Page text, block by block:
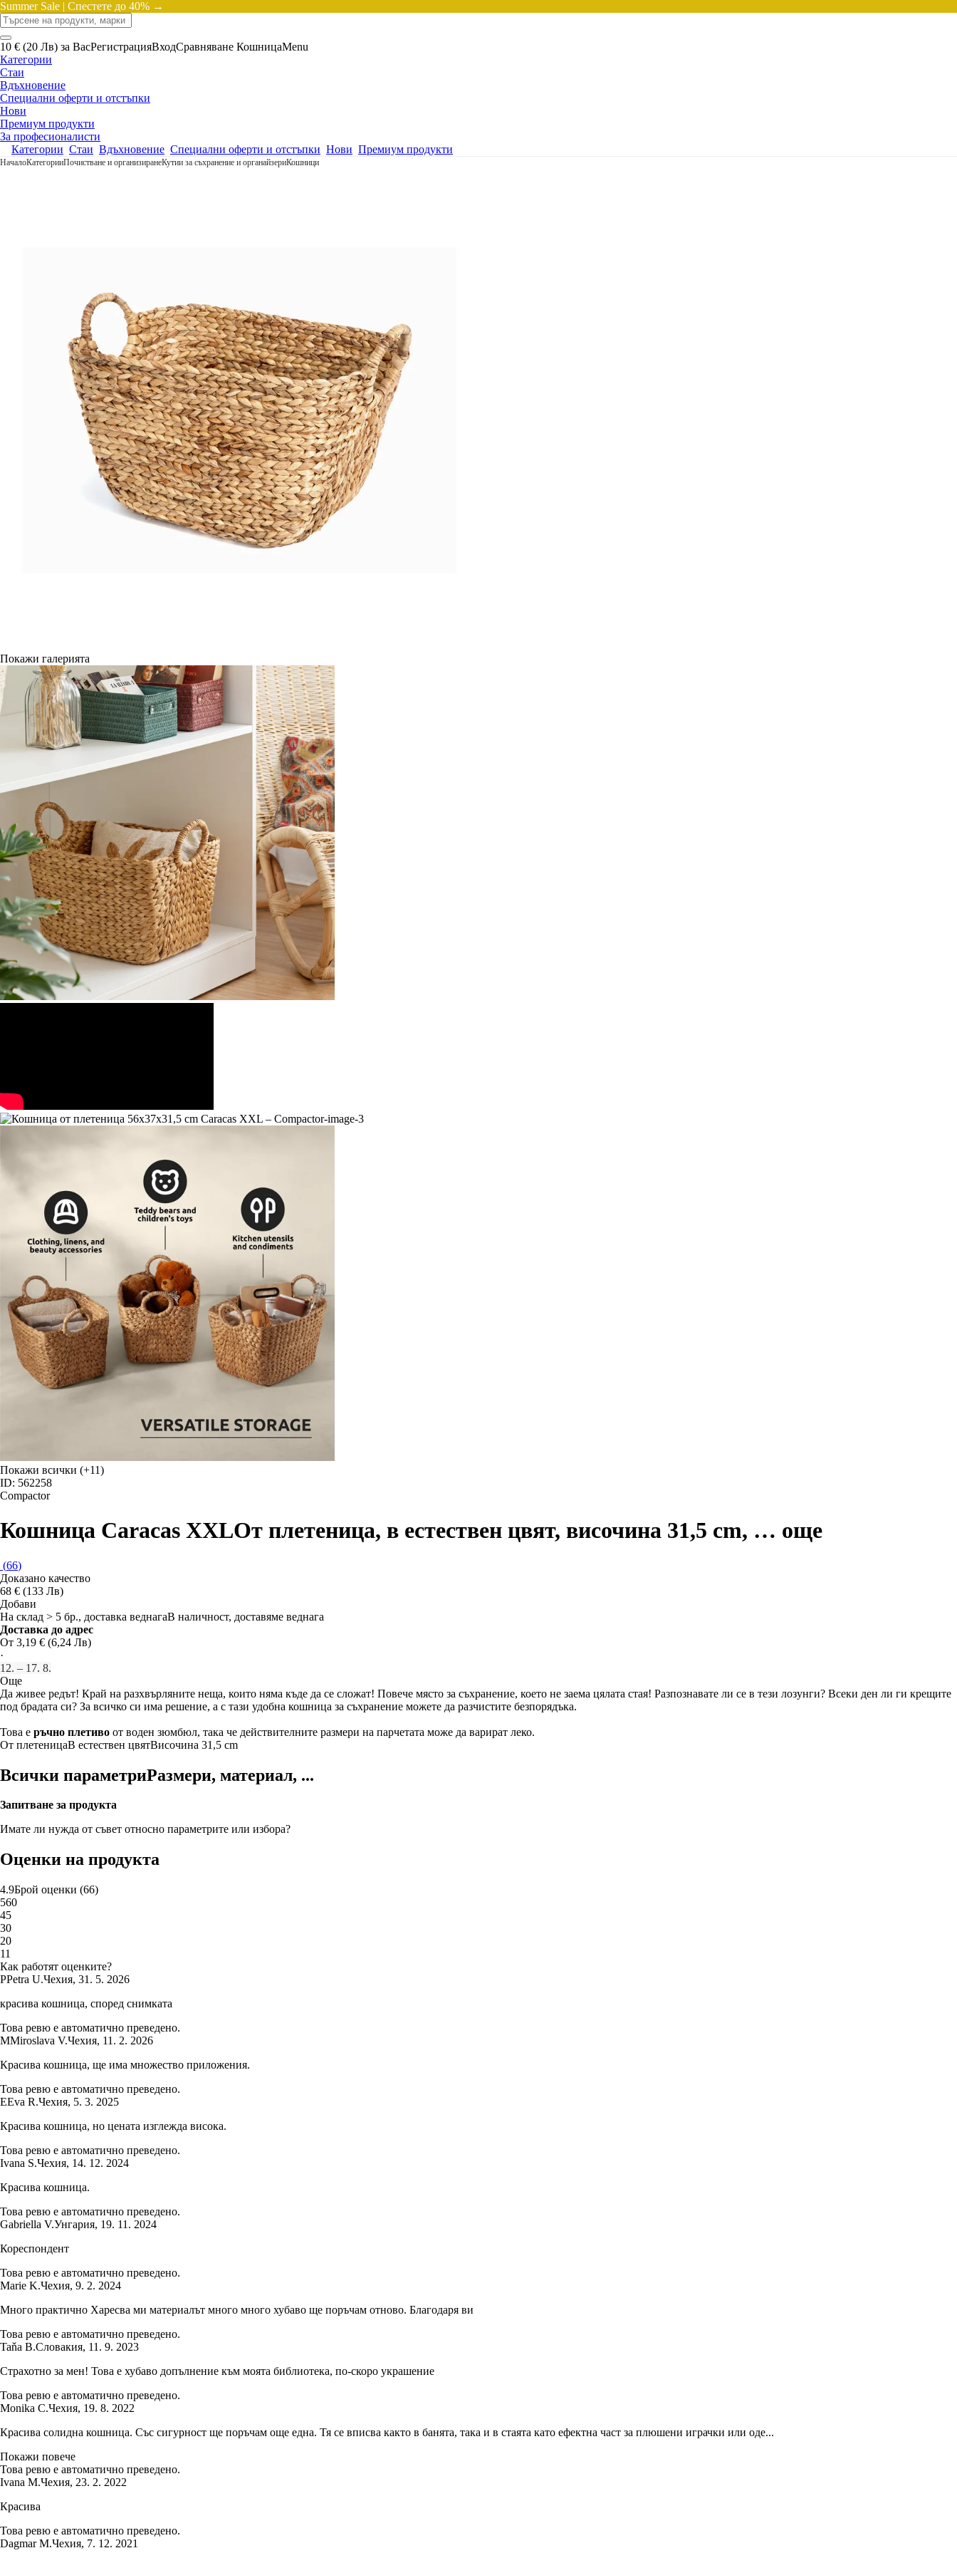
Summer Sale | Спестете до 40% →
10 € (20 Лв) за ВасРегистрацияВходСравняване КошницаMenu
Категории
Стаи
Вдъхновение
Специални оферти и отстъпки
Нови
Премиум продукти
За професионалисти
Категории Стаи Вдъхновение Специални оферти и отстъпки Нови Премиум продукти
НачалоКатегорииПочистване и организиранеКутии за съхранение и органайзериКошници
Покажи галерията
Покажи всички (+11)
ID: 562258
Compactor
Кошница Caracas XXLОт плетеница, в естествен цвят, височина 31,5 cm, … още
(66)
Доказано качество
68 € (133 Лв)
Добави
На склад > 5 бр., доставка веднагаВ наличност, доставяме веднага
Доставка до адрес
От 3,19 € (6,24 Лв)
·
12. – 17. 8.
Още
Да живее редът! Край на разхвърляните неща, които няма къде да се сложат! Повече място за съхранение, което не заема цялата стая! Разпознавате ли се в тези лозунги? Всеки ден ли ги крещите
под брадата си? За всичко си има решение, а с тази удобна кошница за съхранение можете да разчистите безпорядъка.
Това е ръчно плетиво от воден зюмбюл, така че действителните размери на парчетата може да варират леко.
От плетеницаВ естествен цвятВисочина 31,5 cm
Всички параметриРазмери, материал, ...
Запитване за продукта
Имате ли нужда от съвет относно параметрите или избора?
Оценки на продукта
4.9Брой оценки (66)
560
45
30
20
11
Как работят оценките?
PPetra U.Чехия, 31. 5. 2026
красива кошница, според снимката
Това ревю е автоматично преведено.
MMiroslava V.Чехия, 11. 2. 2026
Красива кошница, ще има множество приложения.
Това ревю е автоматично преведено.
EEva R.Чехия, 5. 3. 2025
Красива кошница, но цената изглежда висока.
Това ревю е автоматично преведено.
Ivana S.Чехия, 14. 12. 2024
Красива кошница.
Това ревю е автоматично преведено.
Gabriella V.Унгария, 19. 11. 2024
Кореспондент
Това ревю е автоматично преведено.
Marie K.Чехия, 9. 2. 2024
Много практично Харесва ми материалът много много хубаво ще поръчам отново. Благодаря ви
Това ревю е автоматично преведено.
Taňa B.Словакия, 11. 9. 2023
Страхотно за мен! Това е хубаво допълнение към моята библиотека, по-скоро украшение
Това ревю е автоматично преведено.
Monika C.Чехия, 19. 8. 2022
Красива солидна кошница. Със сигурност ще поръчам още една. Тя се вписва както в банята, така и в стаята като ефектна част за плюшени играчки или оде...
Покажи повече
Това ревю е автоматично преведено.
Ivana M.Чехия, 23. 2. 2022
Красива
Това ревю е автоматично преведено.
Dagmar M.Чехия, 7. 12. 2021